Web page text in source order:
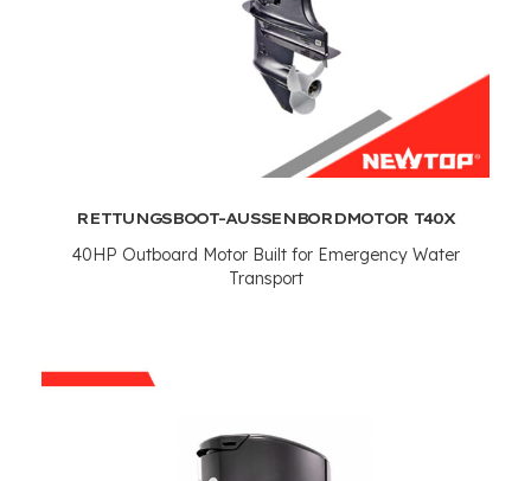
RETTUNGSBOOT-AUSSENBORDMOTOR T40X
40HP Outboard Motor Built for Emergency Water
Transport